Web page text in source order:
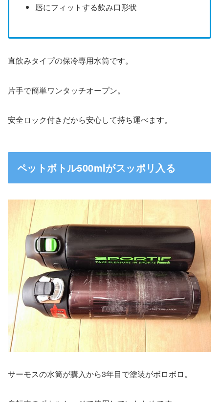
唇にフィットする飲み口形状
直飲みタイプの保冷専用水筒です。
片手で簡単ワンタッチオープン。
安全ロック付きだから安心して持ち運べます。
ペットボトル500mlがスッポリ入る
サーモスの水筒が購入から3年目で塗装がボロボロ。